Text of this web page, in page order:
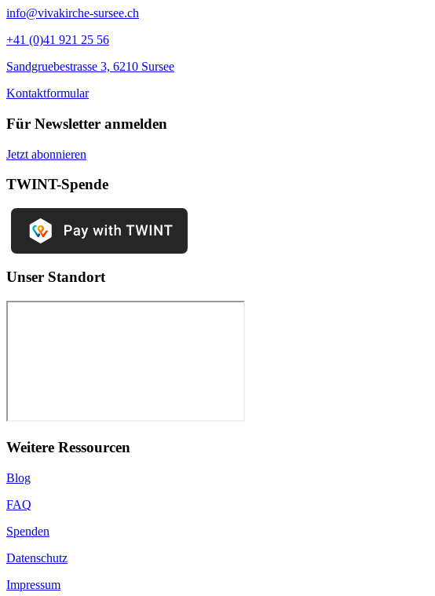
info@vivakirche-sursee.ch
+41 (0)41 921 25 56
Sandgruebestrasse 3, 6210 Sursee
Kontaktformular
Für Newsletter anmelden
Jetzt abonnieren
TWINT-Spende
Unser Standort
Weitere Ressourcen
Blog
FAQ
Spenden
Datenschutz
Impressum